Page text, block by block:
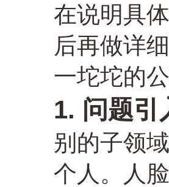
在说明具
后再做详
一坨坨的
1. 问题引
别的子领
个人。人